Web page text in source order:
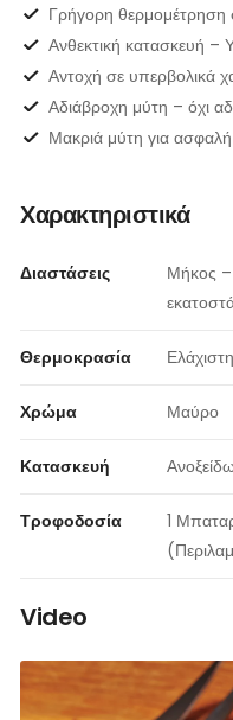
Γρήγορη θερμομέτρηση
Ανθεκτική κατασκευή –
Αντοχή σε υπερβολικά
Αδιάβροχη μύτη – όχι
Μακριά μύτη για
Χαρακτηριστικά
Διαστάσεις
Μήκος
Θερμοκρασία
Χρώμα Μαύρο
Κατασκευή
Τροφοδοσία
1
Video